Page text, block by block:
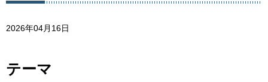
2026年04月16日
テーマ